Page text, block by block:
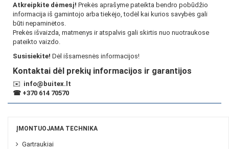
Atkreipkite dėmesį! Prekės aprašyme pateikta bendro pobūdžio
informacija iš gamintojo arba tiekėjo, todėl kai kurios savybės gali
būti nepaminėtos.
Prekės išvaizda, matmenys ir atspalvis gali skirtis nuo nuotraukose
pateikto vaizdo.
Susisiekite! Dėl išsamesnės informacijos!
Kontaktai dėl prekių informacijos ir garantijos
✉️ info@buitex.lt
☎ +370 614 70570
ĮMONTUOJAMA TECHNIKA
Gartraukiai